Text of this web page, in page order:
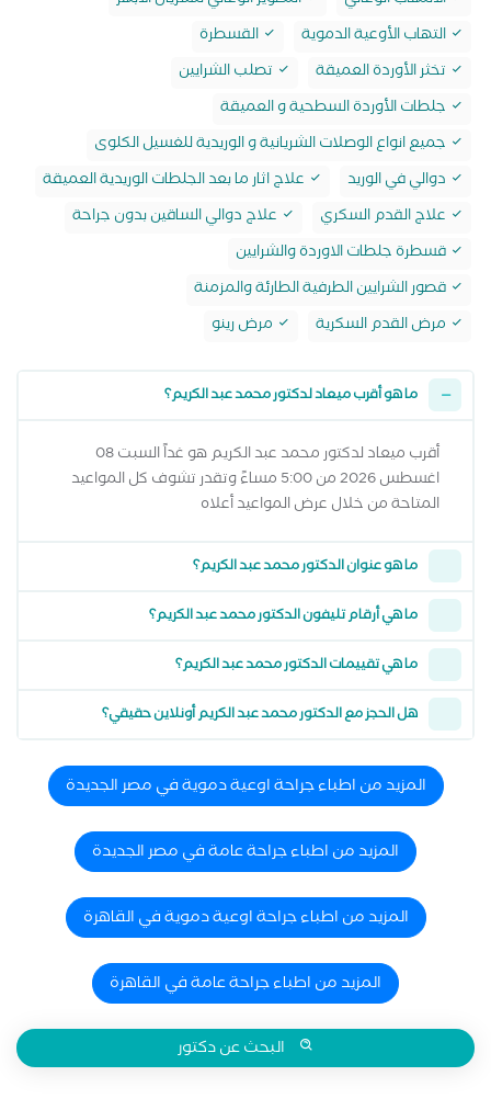
التهاب الأوعية الدموية
القسطرة
تخثر الأوردة العميقة
تصلب الشرايين
جلطات الأوردة السطحية و العميقة
جميع انواع الوصلات الشريانية و الوريدية للغسيل الكلوى
دوالي في الوريد
علاج اثار ما بعد الجلطات الوريدية العميقة
علاج القدم السكري
علاج دوالي الساقين بدون جراحة
قسطرة جلطات الاوردة والشرايين
قصور الشرايين الطرفية الطارئة والمزمنة
مرض القدم السكرية
مرض رينو
ما هو أقرب ميعاد لدكتور محمد عبد الكريم؟
أقرب ميعاد لدكتور محمد عبد الكريم هو غداً السبت 08
اغسطس 2026 من 5:00 مساءً وتقدر تشوف كل المواعيد
المتاحة من خلال عرض المواعيد أعلاه
ما هو عنوان الدكتور محمد عبد الكريم؟
ما هي أرقام تليفون الدكتور محمد عبد الكريم؟
ما هي تقييمات الدكتور محمد عبد الكريم؟
هل الحجز مع الدكتور محمد عبد الكريم أونلاين حقيقي؟
المزيد من اطباء جراحة اوعية دموية في مصر الجديدة
المزيد من اطباء جراحة عامة في مصر الجديدة
المزيد من اطباء جراحة اوعية دموية في القاهرة
المزيد من اطباء جراحة عامة في القاهرة
البحث عن دكتور